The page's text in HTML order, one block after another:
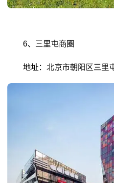
6、三里屯商圈
地址：北京市朝阳区三里